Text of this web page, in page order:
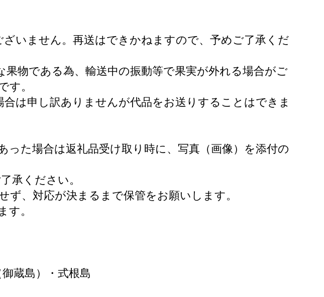
いません。再送はできかねますので、予めご了承くだ
物である為、輸送中の振動等で果実が外れる場合がご
す。
は申し訳ありませんが代品をお送りすることはできま
た場合は返礼品受け取り時に、写真（画像）を添付の
承ください。
、対応が決まるまで保管をお願いします。
す。
蔵島）・式根島